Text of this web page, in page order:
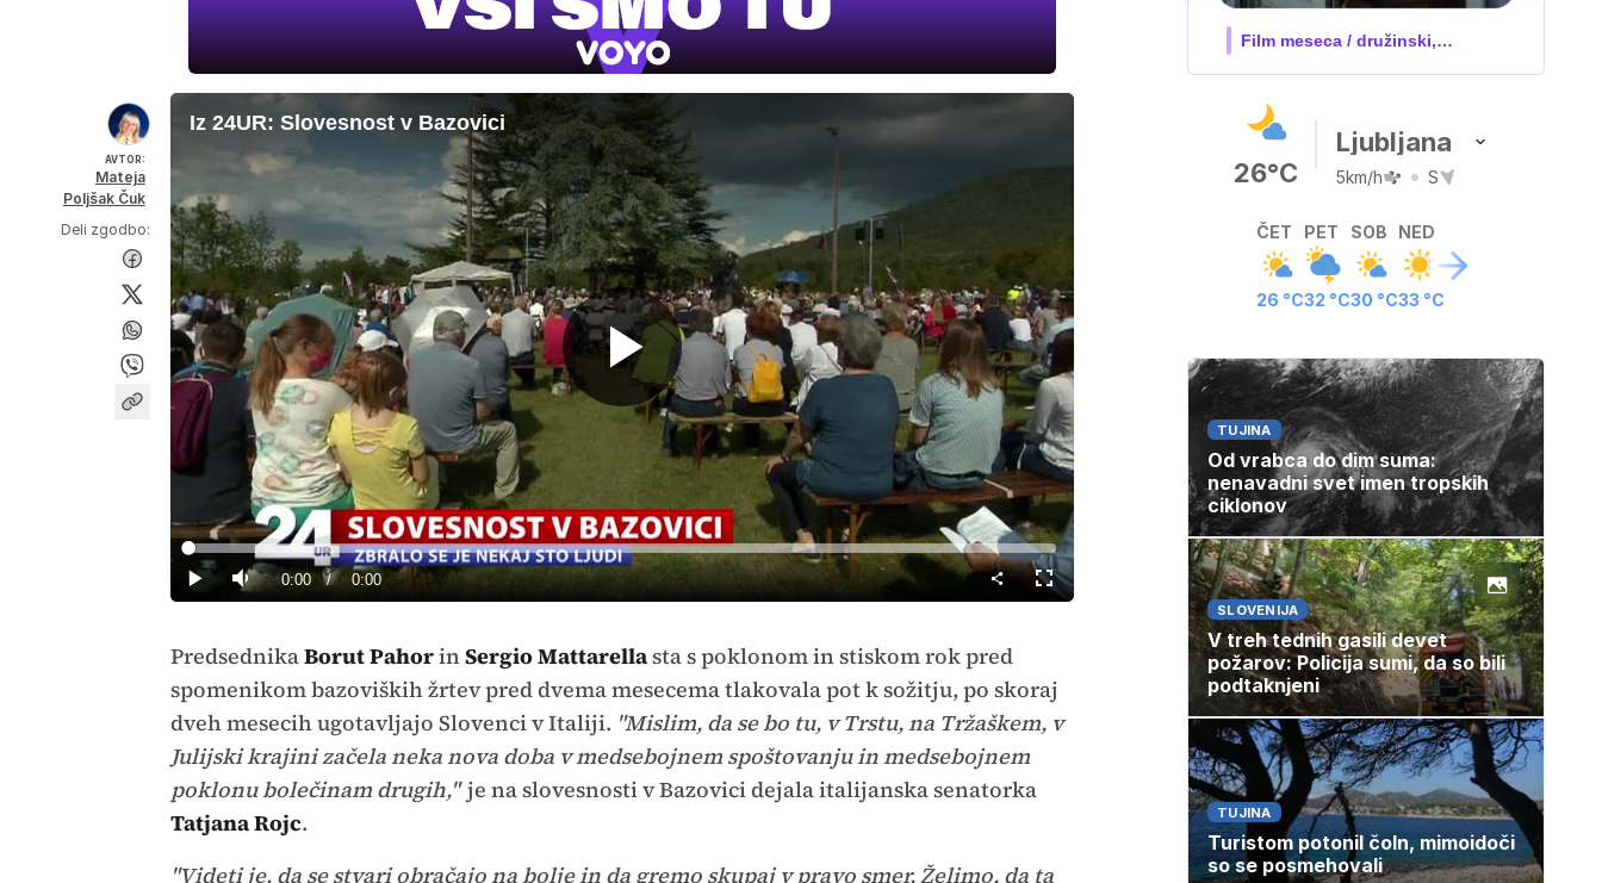
AVTOR:
Mateja
Poljšak Čuk
Deli zgodbo:
Iz 24UR: Slovesnost v Bazovici
Predvajaj
Predvajaj
Tiho Current
0:00 / Duration
0:00
Loaded:
0%
Celozaslonski
način
PredsednikaBorut PahorinSergio Mattarellasta s poklonom in stiskom rok pred
spomenikom bazoviških žrtev pred dvema mesecema tlakovala pot k sožitju, po skoraj
dveh mesecih ugotavljajo Slovenci v Italiji. "Mislim, da se bo tu, v Trstu, na Tržaškem, v
Julijski krajini začela neka nova doba v medsebojnem spoštovanju in medsebojnem
poklonu bolečinam drugih,"je na slovesnosti v Bazovici dejala italijanska senatorka
Tatjana Rojc.
"Videti je, da se stvari obračajo na bolje in da gremo skupaj v pravo smer. Želimo, da ta
V živo na VOYO: sreda ob 20.30
26°C
Ljubljana
5km/h S
ČET
26 °C
PET
32 °C
SOB
30 °C
NED
33 °C
TUJINA
Od vrabca do dim suma:
nenavadni svet imen tropskih
ciklonov
SLOVENIJA
V treh tednih gasili devet
požarov: Policija sumi, da so bili
podtaknjeni
TUJINA
Turistom potonil čoln, mimoidoči
so se posmehovali